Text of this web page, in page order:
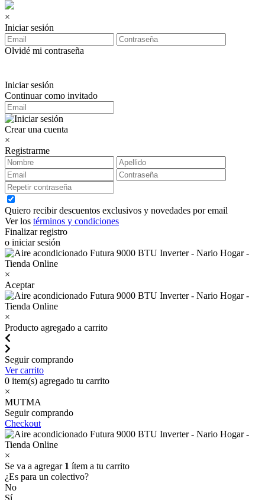
×
Iniciar sesión
Olvidé mi contraseña
Iniciar sesión
Continuar como invitado
Crear una cuenta
×
Registrarme
Quiero recibir descuentos exclusivos y novedades por email
Ver los términos y condiciones
Finalizar registro
o iniciar sesión
×
Aceptar
×
Producto agregado a carrito
Seguir comprando
Ver carrito
0 item(s) agregado tu carrito
×
MUTMA
Seguir comprando
Checkout
×
Se va a agregar 1 ítem a tu carrito
¿Es para un colectivo?
No
Sí